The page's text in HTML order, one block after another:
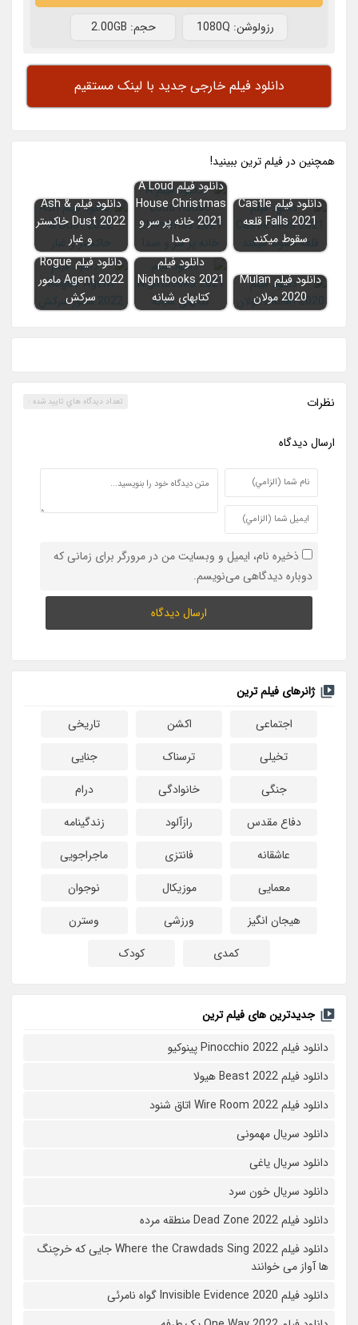
رزولوشن: 1080Q حجم: 2.00GB
دانلود فیلم خارجی جدید با لینک مستقیم
همچنين در فيلم ترين ببينيد!
دانلود فیلم Castle
Falls 2021 قلعه
سقوط میکند
دانلود فیلم A Loud
House Christmas
2021 خانه پر سر و
صدا
دانلود فیلم Ash &
Dust 2022 خاکستر
و غبار
دانلود فیلم Mulan
2020 مولان
دانلود فیلم
Nightbooks 2021
کتابهای شبانه
دانلود فیلم Rogue
Agent 2022 مامور
سرکش
نظرات تعداد ديدگاه هاي تاييد شده :
ارسال ديدگاه
ذخیره نام، ایمیل و وبسایت من در مرورگر برای زمانی که
دوباره دیدگاهی می‌نویسم.
ژانرهای فیلم ترین
اجتماعی
اکشن
تاریخی
تخیلی
ترسناک
جنایی
جنگی
خانوادگی
درام
دفاع مقدس
رازآلود
زندگینامه
عاشقانه
فانتزی
ماجراجویی
معمایی
موزیکال
نوجوان
هیجان انگیز
ورزشی
وسترن
کمدی
کودک
جدیدترین های فیلم ترین
دانلود فیلم Pinocchio 2022 پینوکیو
دانلود فیلم Beast 2022 هیولا
دانلود فیلم Wire Room 2022 اتاق شنود
دانلود سریال مهمونی
دانلود سریال یاغی
دانلود سریال خون سرد
دانلود فیلم 2022 Dead Zone منطقه مرده
دانلود فیلم Where the Crawdads Sing 2022 جایی که خرچنگ
ها آواز می خوانند
دانلود فیلم 2020 Invisible Evidence گواه نامرئی